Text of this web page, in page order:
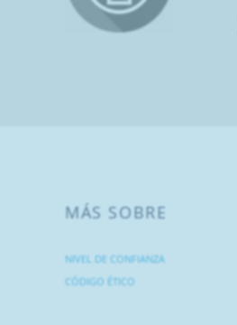
MÁS SOBRE
NIVEL DE CONFIANZA
CÓDIGO ÉTICO